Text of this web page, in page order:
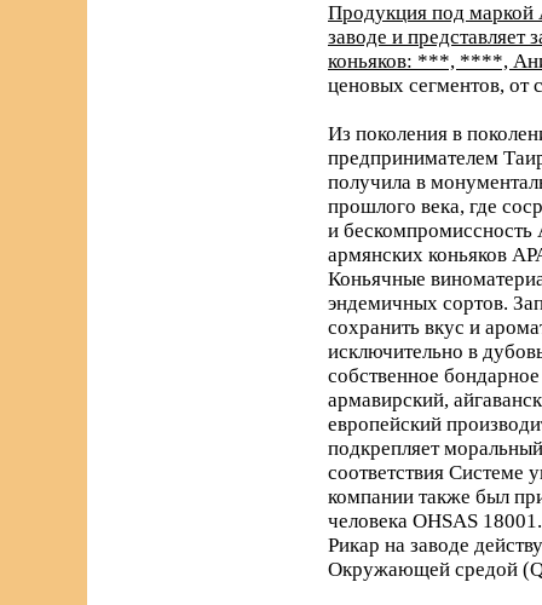
Продукция под маркой
заводе и
коньяков: ***, ****,
ценовых сегментов, от
Из поколения в
предпринимателем
получила в
прошлого века, где
и бескомпромиссность
армянских коньяков
Коньячные
эндемичных сортов.
сохранить вкус и
исключительно в
собственное
армавирский,
европейский
подкрепляет
соответствия
компании также был
человека OHSAS
Рикар на заводе
Окружающей средой